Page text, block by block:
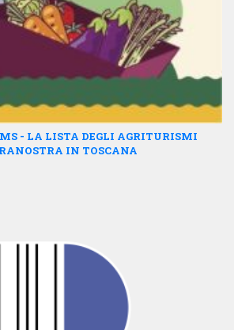
- LA LISTA DEGLI AGRITURISMI
IN TOSCANA